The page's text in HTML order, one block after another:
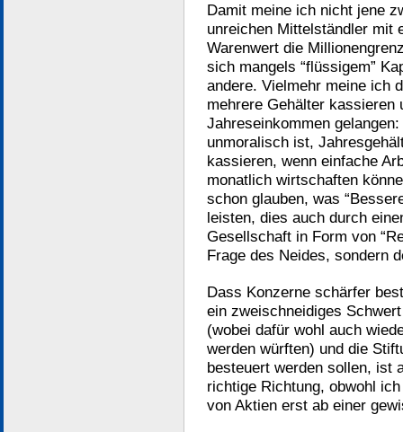
Damit meine ich nicht jene
unreichen Mittelständler mit
Warenwert die
sich mangels “flüssigem”
andere. Vielmehr meine ich
mehrere Gehälter kassieren
Jahreseinkommen
unmoralisch ist,
kassieren, wenn einfache
monatlich wirtschaften
schon glauben, was
leisten, dies auch durch
Gesellschaft in Form von
Frage des Neides, sondern
Dass Konzerne schärfer
ein zweischneidiges
(wobei dafür wohl auch
werden würften) und die
besteuert werden sollen, ist
richtige Richtung, obwohl
von Aktien erst ab einer